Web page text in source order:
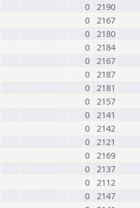
0 2190
0 2167
0 2180
0 2184
0 2167
0 2187
0 2181
0 2157
0 2141
0 2142
0 2121
0 2169
0 2137
0 2112
0 2147